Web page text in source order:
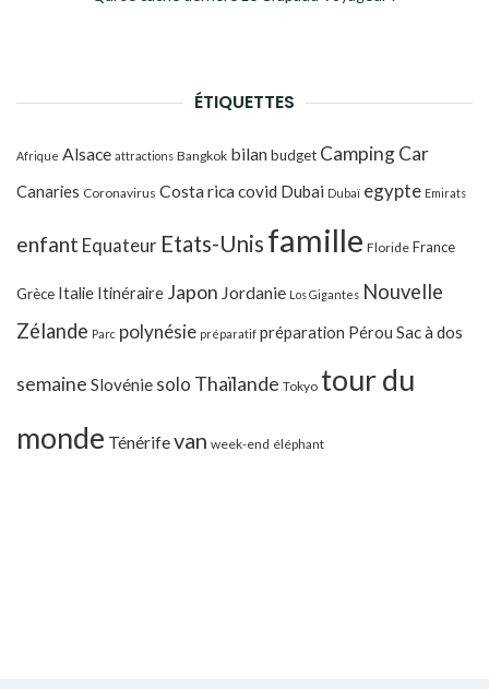
ÉTIQUETTES
Afrique Alsace attractions Bangkok bilanbudget Camping Car
Canaries Coronavirus Costa ricacovid Dubai Dubaï egypte Emirats
enfant Equateur Etats-Unis famille Floride France
Grèce Italie Itinéraire Japon Jordanie Los Gigantes Nouvelle
Zélande Parc polynésie préparatif préparation Pérou Sac à dos
semaine Slovénie solo Thaïlande Tokyo tour du
monde Ténérifevan week-end éléphant